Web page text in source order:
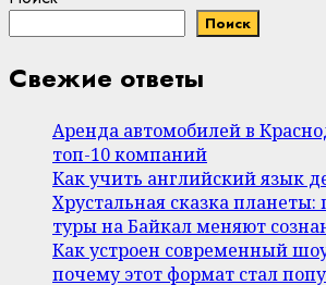
Поиск
Свежие ответы
Аренда автомобилей в
топ-10 компаний
Как учить английский язык
Хрустальная сказка
туры на Байкал меняют
Как устроен современный
почему этот формат стал